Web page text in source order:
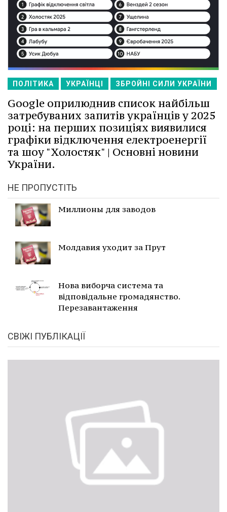
ПОЛІТИКА УКРАЇНЦІ ЗБРОЙНІ СИЛИ УКРАЇНИ
Google оприлюднив список найбільш
затребуваних запитів українців у 2025
році: на перших позиціях виявилися
графіки відключення електроенергії
та шоу "Холостяк" | Основні новини
України.
НЕ ПРОПУСТІТЬ
Миллионы для заводов
Молдавия уходит за Прут
Нова виборча система та
відповідальне громадянство.
Перезавантаження
СВІЖІ ПУБЛІКАЦІЇ